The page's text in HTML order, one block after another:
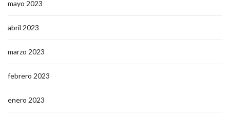
mayo 2023
abril 2023
marzo 2023
febrero 2023
enero 2023